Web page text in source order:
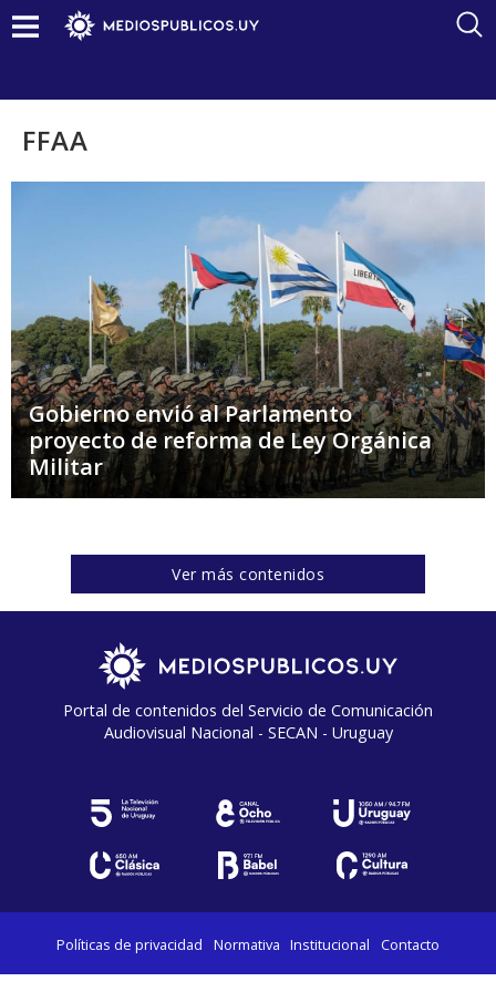
FFAA
Gobierno envió al Parlamento
proyecto de reforma de Ley Orgánica
Militar
Ver más contenidos
Portal de contenidos del Servicio de Comunicación
Audiovisual Nacional - SECAN - Uruguay
Políticas de privacidad Normativa Institucional Contacto